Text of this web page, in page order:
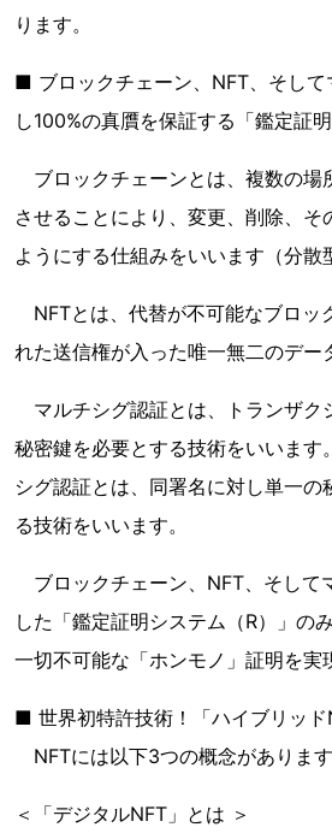
ります。
■ ブロックチェーン、NFT、そして
し100%の真贋を保証する「鑑定証
ブロックチェーンとは、複数の場
させることにより、変更、削除、そ
ようにする仕組みをいいます（分散
NFTとは、代替が不可能なブロッ
れた送信権が入った唯一無二のデー
マルチシグ認証とは、トランザク
秘密鍵を必要とする技術をいいます
シグ認証とは、同署名に対し単一の
る技術をいいます。
ブロックチェーン、NFT、そして
した「鑑定証明システム（R）」の
一切不可能な「ホンモノ」証明を実
■ 世界初特許技術！「ハイブリッド
NFTには以下3つの概念があります
＜「デジタルNFT」とは ＞